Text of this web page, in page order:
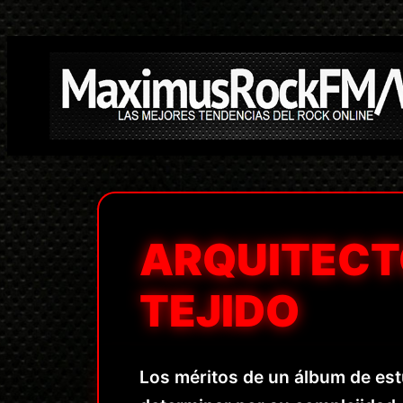
Saltar
contenido
TEJIDO
Los méritos de un álbum de